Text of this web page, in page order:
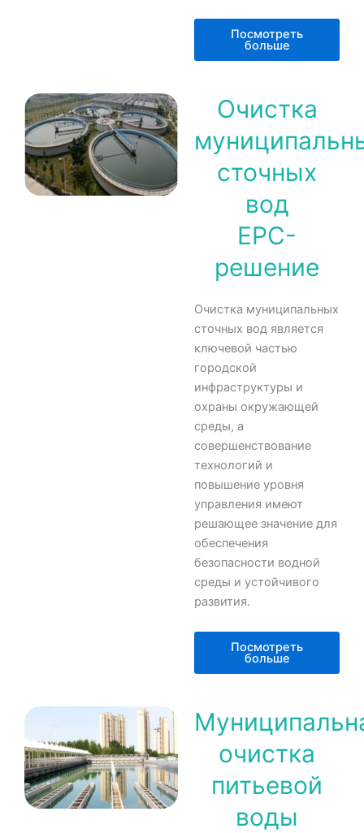
Посмотреть
больше
Очистка
сточных
вод
EPC-
решение
Очистка муниципальных
сточных вод является
ключевой частью
городской
инфраструктуры и
охраны окружающей
среды, а
совершенствование
технологий и
повышение уровня
управления имеют
решающее значение для
обеспечения
безопасности водной
среды и устойчивого
развития.
Посмотреть
больше
очистка
питьевой
воды